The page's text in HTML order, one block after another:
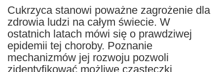
Cukrzyca stanowi poważne zagrożenie dla
zdrowia ludzi na całym świecie. W
ostatnich latach mówi się o prawdziwej
epidemii tej choroby. Poznanie
mechanizmów jej rozwoju pozwoli
zidentyfikować możliwe cząsteczki